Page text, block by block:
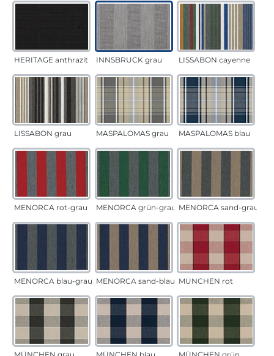
HERITAGE anthrazit INNSBRUCK grau LISSABON cayenne
LISSABON grau MASPALOMAS grau MASPALOMAS blau
MENORCA rot-grau MENORCA grün-grau MENORCA sand-grau
MENORCA blau-grau MENORCA sand-blau MÜNCHEN rot